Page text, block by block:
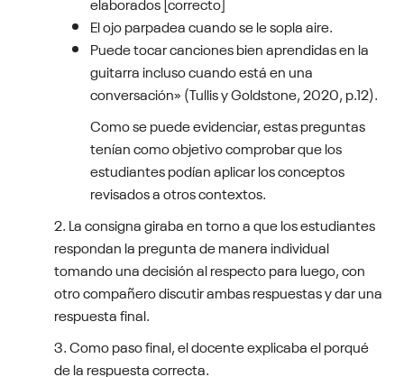
El ojo parpadea cuando se le sopla aire.
Puede tocar canciones bien aprendidas en la
guitarra incluso cuando está en una
conversación» (Tullis y Goldstone, 2020, p.12).
Como se puede evidenciar, estas preguntas
tenían como objetivo comprobar que los
estudiantes podían aplicar los conceptos
revisados a otros contextos.
2. La consigna giraba en torno a que los estudiantes
respondan la pregunta de manera individual
tomando una decisión al respecto para luego, con
otro compañero discutir ambas respuestas y dar una
respuesta final.
3. Como paso final, el docente explicaba el porqué
de la respuesta correcta.